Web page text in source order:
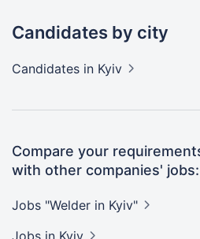
Candidates by city
Candidates in Kyiv
Compare your
with other companies' jobs:
Jobs "Welder in Kyiv"
Jobs in Kyiv